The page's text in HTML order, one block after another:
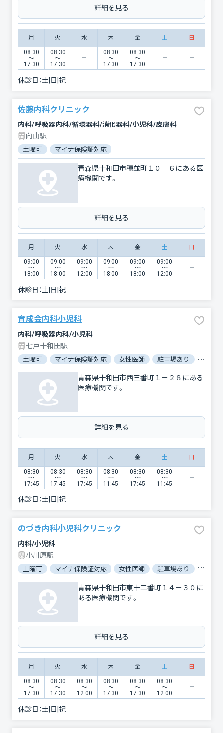
詳細を見る
月 火 水 木 金 土 日
08:30
〜
17:30
08:30
〜
17:30
08:30
〜
17:30
08:30
〜
17:30
休診日：土|日|祝
佐藤内科クリニック
内科/呼吸器内科/循環器科/消化器科/小児科/皮膚科
向山駅
土曜可 マイナ保険証対応
青森県十和田市穂並町１０－６にある医
療機関です。
詳細を見る
月 火 水 木 金 土 日
09:00
〜
18:00
09:00
〜
18:00
09:00
〜
12:00
09:00
〜
18:00
09:00
〜
18:00
09:00
〜
12:00
休診日：土|日|祝
育成会内科小児科
内科/呼吸器内科/小児科
七戸十和田駅
土曜可 マイナ保険証対応 女性医師 駐車場あり バリ
青森県十和田市西三番町１－２８にある
医療機関です。
詳細を見る
月 火 水 木 金 土 日
08:30
〜
17:45
08:30
〜
17:45
08:30
〜
17:45
08:30
〜
11:45
08:30
〜
17:45
08:30
〜
11:45
休診日：土|日|祝
のづき内科小児科クリニック
内科/小児科
小川原駅
土曜可 マイナ保険証対応 女性医師 駐車場あり バリ
青森県十和田市東十二番町１４－３０に
ある医療機関です。
詳細を見る
月 火 水 木 金 土 日
08:30
〜
17:30
08:30
〜
17:30
08:30
〜
12:00
08:30
〜
17:30
08:30
〜
17:30
08:30
〜
12:00
休診日：土|日|祝